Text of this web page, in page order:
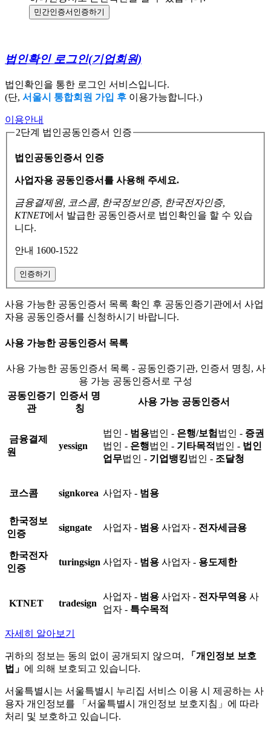
민간인증서 인증하기
법인확인 로그인(기업회원)
법인확인을 통한 로그인 서비스입니다.
(단, 서울시 통합회원 가입 후 이용가능합니다.)
이용안내
2단계 법인공동인증서 인증
법인공동인증서 인증
사업자용 공동인증서를 사용해 주세요.
금융결제원, 코스콤, 한국정보인증, 한국전자인증,
KTNET에서 발급한 공동인증서로 법인확인을 할 수 있습
니다.
안내 1600-1522
인증하기
사용 가능한 공동인증서 목록 확인 후 공동인증기관에서 사업
자용 공동인증서를 신청하시기 바랍니다.
사용 가능한 공동인증서 목록
사용 가능한 공동인증서 목록 - 공동인증기관, 인증서 명칭, 사
용 가능 공동인증서로 구성
공동인증기
관
인증서 명
칭
사용 가능 공동인증서
금융결제
원
yessign
법인 - 범용법인 - 은행/보험 법인 - 증권
법인 - 은행법인 - 기타목적 법인 - 법인
업무법인 - 기업뱅킹법인 - 조달청
코스콤 signkorea 사업자 - 범용
한국정보
인증
signgate 사업자 - 범용 사업자 - 전자세금용
한국전자
인증
turingsign 사업자 - 범용 사업자 - 용도제한
KTNET tradesign
사업자 - 범용 사업자 - 전자무역용 사
업자 - 특수목적
자세히 알아보기
귀하의 정보는 동의 없이 공개되지 않으며,
「개인정보 보호
법」 에 의해 보호되고 있습니다.
서울특별시는 서울특별시 누리집 서비스 이용 시 제공하는 사
용자 개인정보를 「서울특별시 개인정보 보호지침」에 따라
처리 및 보호하고 있습니다.